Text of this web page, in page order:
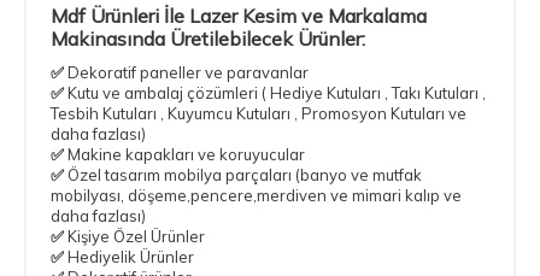
Mdf Ürünleri İle Lazer Kesim ve Markalama
Makinasında Üretilebilecek Ürünler:
✅Dekoratif paneller ve paravanlar
✅Kutu ve ambalaj çözümleri ( Hediye Kutuları , Takı Kutuları ,
Tesbih Kutuları , Kuyumcu Kutuları , Promosyon Kutuları ve
daha fazlası)
✅Makine kapakları ve koruyucular
✅ Özel tasarım mobilya parçaları (banyo ve mutfak
mobilyası, döşeme,pencere,merdiven ve mimari kalıp ve
daha fazlası)
✅Kişiye Özel Ürünler
✅Hediyelik Ürünler